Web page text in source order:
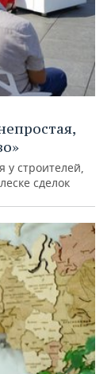
у строителей,
сделок